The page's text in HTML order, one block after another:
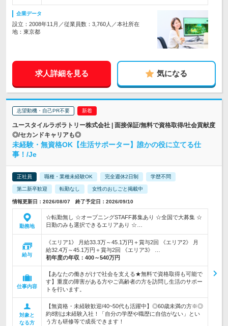
企業データ
設立：2008年11月／従業員数：3,760人／本社所在
地：東京都
求人詳細を見る 気になる
志望動機・自己PR不要
ユースタイルラボラトリー株式会社 | 面接保証/無料で資格取得/社会貢献度
◎/セカンドキャリアも◎
未経験・無資格OK【生活サポーター】誰かの役に立てる仕
事！/Je
正社員 職種・業種未経験OK 完全週休2日制 学歴不問
第二新卒歓迎 転勤なし 女性のおしごと掲載中
情報更新日：2026/08/07 終了予定日：2026/09/10
勤務地
☆転勤無し ☆オープニングSTAFF募集あり ☆全国で大募集 ☆
日勤のみも選択できるエリアあり ☆…
給与
《エリア1》 月給33.3万～45.1万円＋賞与2回 《エリア2》 月
給32.4万～45.1万円＋賞与2回 《エリア3》 …
初年度の年収： 400～540万円
仕事内容
【あなたの働きがけで社会を支える★無料で資格取得も可能で
す】重度の障害がある方やご高齢者の方を訪問し生活のサポー
トを行います。
対象と
なる方
【無資格・未経験歓迎/40~50代も活躍中】◎60歳未満の方※◎
約8割は未経験入社！「自分の学歴や職歴に自信がない」とい
う方も研修等で成長できます！